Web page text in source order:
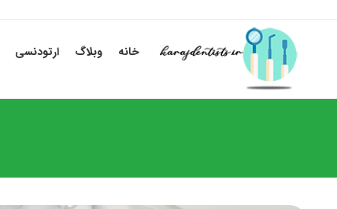
خانه وبلاگ ارتودنسی